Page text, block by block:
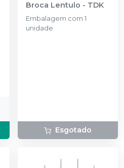
Broca Lentulo - TDK
Embalagem com 1
unidade
Esgotado